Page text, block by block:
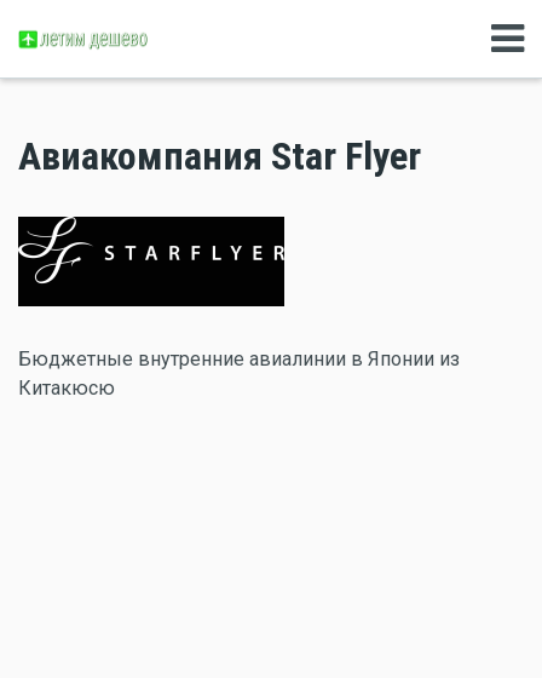
Авиакомпания Star Flyer
Бюджетные внутренние авиалинии в Японии из
Китакюсю